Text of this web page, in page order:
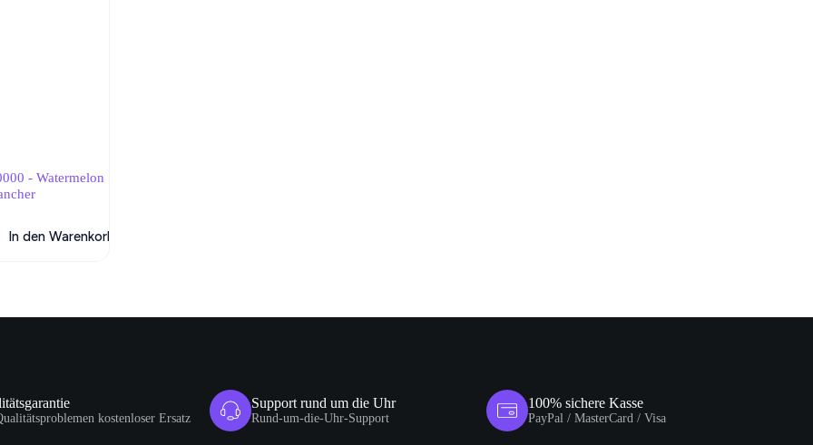
- Watermelon
In den Warenkorb
kostenloser Ersatz
Support rund um die Uhr
Rund-um-die-Uhr-Support
100% sichere Kasse
PayPal / MasterCard / Visa